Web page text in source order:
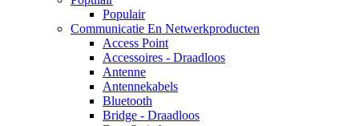
Populair
Communicatie En Netwerkproducten
Access Point
Accessoires - Draadloos
Antenne
Antennekabels
Bluetooth
Bridge - Draadloos